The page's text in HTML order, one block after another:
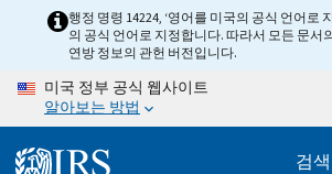
content
행정 명령 14224, ‘영어를 미국의 공식 언어로
의 공식 언어로 지정합니다. 따라서 모든 문서
연방 정보의 관헌 버전입니다.
미국 정부 공식 웹사이트
알아보는 방법
검색